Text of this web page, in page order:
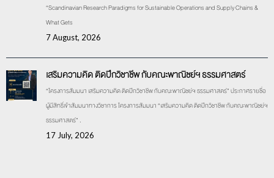
“Scandinavian Research Paradigms for Sustainable Operations and Supply Chains &
What Gets
7 August, 2026
เสริมความคิด ติดปีกวิชาชีพ กับคณะพาณิชย์ฯ ธรรมศาสตร์
“โครงการสัมมนา เสริมความคิด ติดปีกวิชาชีพ กับคณะพาณิชย์ฯ ธรรมศาสตร์” ประกาศรายชื่อ
ผู้มีสิทธิ์เข้าสัมมนาทางวิชาการ โครงการสัมมนา “เสริมความคิด ติดปีกวิชาชีพ กับคณะพาณิชย์ฯ
ธรรมศาสตร์” .
17 July, 2026